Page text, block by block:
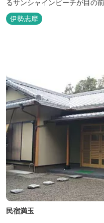
るサンシャインビーチが目の
伊勢志摩
民宿満玉